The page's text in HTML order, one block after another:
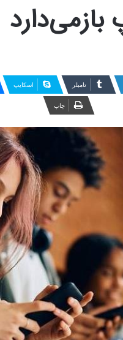
بازمی‌دارد
تامبلر اسکایپ
چاپ